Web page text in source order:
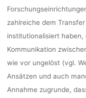
zahlreiche dem
institutionalisiert haben,
Kommunikation
wie vor ungelöst (vgl.
Ansätzen und auch
Annahme zugrunde,